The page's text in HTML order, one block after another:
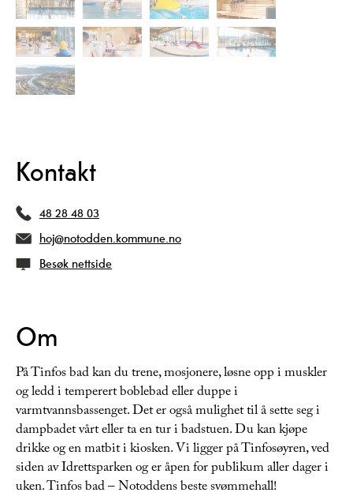
Kontakt
48 28 48 03
hoj@notodden.kommune.no
Besøk nettside
Om
På Tinfos bad kan du trene, mosjonere, løsne opp i muskler
og ledd i temperert boblebad eller duppe i
varmtvannsbassenget. Det er også mulighet til å sette seg i
dampbadet vårt eller ta en tur i badstuen. Du kan kjøpe
drikke og en matbit i kiosken. Vi ligger på Tinfosøyren, ved
siden av Idrettsparken og er åpen for publikum aller dager i
uken. Tinfos bad – Notoddens beste svømmehall!